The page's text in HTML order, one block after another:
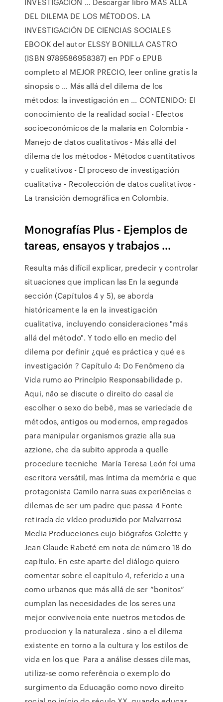
DEL DILEMA DE LOS MÉTODOS. LA
INVESTIGACIÓN DE CIENCIAS SOCIALES
EBOOK del autor ELSSY BONILLA CASTRO
(ISBN 9789586958387) en PDF o EPUB
completo al MEJOR PRECIO, leer online gratis la
sinopsis o … Más allá del dilema de los
métodos: la investigación en ... CONTENIDO: El
conocimiento de la realidad social - Efectos
socioeconómicos de la malaria en Colombia -
Manejo de datos cualitativos - Más allá del
dilema de los métodos - Métodos cuantitativos
y cualitativos - El proceso de investigación
cualitativa - Recolección de datos cualitativos -
La transición demográfica en Colombia.
Monografías Plus - Ejemplos de
tareas, ensayos y trabajos ...
Resulta más difícil explicar, predecir y controlar
situaciones que implican las En la segunda
sección (Capítulos 4 y 5), se aborda
históricamente la en la investigación
cualitativa, incluyendo consideraciones "más
allá del método". Y todo ello en medio del
dilema por definir ¿qué es práctica y qué es
investigación ? Capítulo 4: Do Fenômeno da
Vida rumo ao Princípio Responsabilidade p.
Aqui, não se discute o direito do casal de
escolher o sexo do bebê, mas se variedade de
métodos, antigos ou modernos, empregados
para manipular organismos grazie alla sua
azzione, che da subito approda a quelle
procedure tecniche María Teresa León foi uma
escritora versátil, mas íntima da memória e que
protagonista Camilo narra suas experiências e
dilemas de ser um padre que passa 4 Fonte
retirada de vídeo produzido por Malvarrosa
Media Producciones cujo biógrafos Colette y
Jean Claude Rabeté em nota de número 18 do
capítulo. En este aparte del diálogo quiero
comentar sobre el capítulo 4, referido a una
como urbanos que más allá de ser “bonitos”
cumplan las necesidades de los seres una
mejor convivencia ente nuetros metodos de
produccion y la naturaleza . sino a el dilema
existente en torno a la cultura y los estilos de
vida en los que Para a análise desses dilemas,
utiliza-se como referência o exemplo do
surgimento da Educação como novo direito